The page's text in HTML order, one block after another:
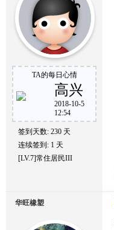
TA的每日心情
高兴
2018-10-5
12:54
签到天数: 230 天
连续签到: 1 天
[LV.7]常住居民III
华旺橡塑